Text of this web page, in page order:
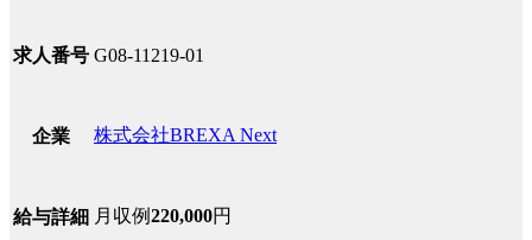
求人番号 G08-11219-01
企業 株式会社BREXA Next
給与詳細 月収例220,000円